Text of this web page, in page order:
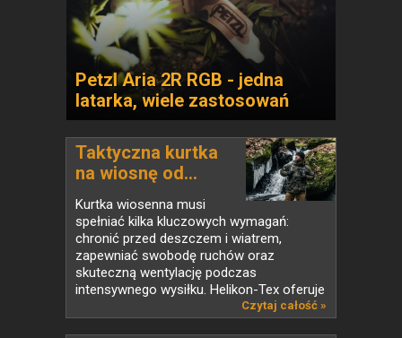
Petzl Aria 2R RGB - jedna
latarka, wiele zastosowań
Taktyczna kurtka
na wiosnę od...
Kurtka wiosenna musi
spełniać kilka kluczowych wymagań:
chronić przed deszczem i wiatrem,
zapewniać swobodę ruchów oraz
skuteczną wentylację podczas
intensywnego wysiłku. Helikon-Tex oferuje
Czytaj całość »